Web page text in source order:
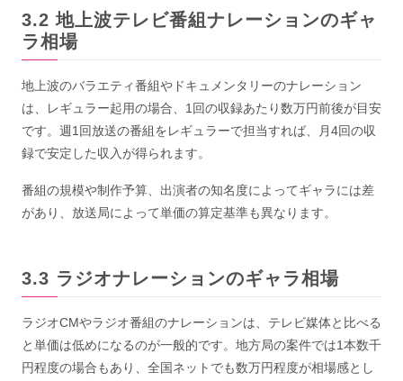
地上波テレビ番組ナレーションのギャ
ラ相場
地上波のバラエティ番組やドキュメンタリーのナレーション
は、レギュラー起用の場合、1回の収録あたり数万円前後が目安
です。週1回放送の番組をレギュラーで担当すれば、月4回の収
録で安定した収入が得られます。
番組の規模や制作予算、出演者の知名度によってギャラには差
があり、放送局によって単価の算定基準も異なります。
ラジオナレーションのギャラ相場
ラジオCMやラジオ番組のナレーションは、テレビ媒体と比べる
と単価は低めになるのが一般的です。地方局の案件では1本数千
円程度の場合もあり、全国ネットでも数万円程度が相場感とし